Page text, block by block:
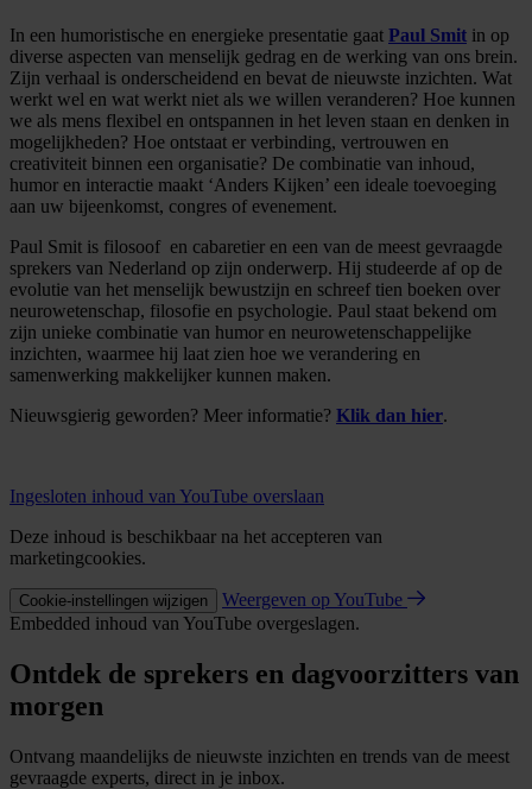
In een humoristische en energieke presentatie gaat Paul Smit in op
diverse aspecten van menselijk gedrag en de werking van ons brein.
Zijn verhaal is onderscheidend en bevat de nieuwste inzichten. Wat
werkt wel en wat werkt niet als we willen veranderen? Hoe kunnen
we als mens flexibel en ontspannen in het leven staan en denken in
mogelijkheden? Hoe ontstaat er verbinding, vertrouwen en
creativiteit binnen een organisatie? De combinatie van inhoud,
humor en interactie maakt ‘Anders Kijken’ een ideale toevoeging
aan uw bijeenkomst, congres of evenement.
Paul Smit is filosoof en cabaretier en een van de meest gevraagde
sprekers van Nederland op zijn onderwerp. Hij studeerde af op de
evolutie van het menselijk bewustzijn en schreef tien boeken over
neurowetenschap, filosofie en psychologie. Paul staat bekend om
zijn unieke combinatie van humor en neurowetenschappelijke
inzichten, waarmee hij laat zien hoe we verandering en
samenwerking makkelijker kunnen maken.
Nieuwsgierig geworden? Meer informatie? Klik dan hier.
Ingesloten inhoud van YouTube overslaan
Deze inhoud is beschikbaar na het accepteren van
marketingcookies.
Cookie-instellingen wijzigen
Weergeven op YouTube
Embedded inhoud van YouTube overgeslagen.
Ontdek de sprekers en dagvoorzitters van
morgen
Ontvang maandelijks de nieuwste inzichten en trends van de meest
gevraagde experts, direct in je inbox.